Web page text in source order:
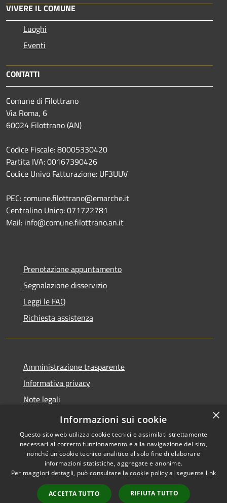
VIVERE IL COMUNE
Luoghi
Eventi
CONTATTI
Comune di Filottrano
Via Roma, 6
60024 Filottrano (AN)
Codice Fiscale: 80005330420
Partita IVA: 00167390426
Codice Univo Fatturazione: UF3UUV
PEC: comune.filottrano@emarche.it
Centralino Unico: 071722781
Mail: info@comune.filottrano.an.it
Prenotazione appuntamento
Segnalazione disservizio
Leggi le FAQ
Richiesta assistenza
Amministrazione trasparente
Informativa privacy
Note legali
Dichiarazione di accessibilità
Accessibilità
Copyright © 2026 • Comune di
Filottrano • Powered by
Municipium•
Accesso
×
Informazioni sui cookie
Questo sito web utilizza cookie tecnici e assimilati strettamente
necessari al corretto funzionamento e alla navigazione del sito,
nonché un cookie tecnico analitico al solo fine di elaborare
informazioni statistiche, aggregate e anonime.
Per maggiori dettagli, può consultare la cookie policy al seguente link
ACCETTA TUTTO RIFIUTA TUTTO